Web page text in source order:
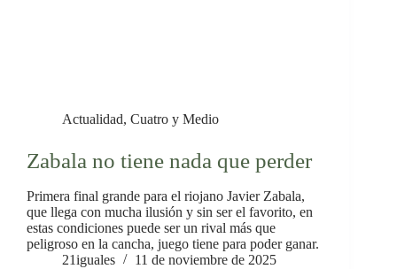
Actualidad, Cuatro y Medio
Zabala no tiene nada que perder
Primera final grande para el riojano Javier Zabala,
que llega con mucha ilusión y sin ser el favorito, en
estas condiciones puede ser un rival más que
peligroso en la cancha, juego tiene para poder ganar.
21iguales
11 de noviembre de 2025